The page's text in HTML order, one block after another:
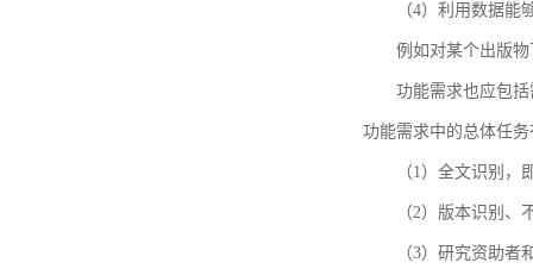
（4）利用数据能
例如对某个出版
功能需求也应包括
功能需求中的总体任
（1）全文识别
（2）版本识别、
（3）研究资助者